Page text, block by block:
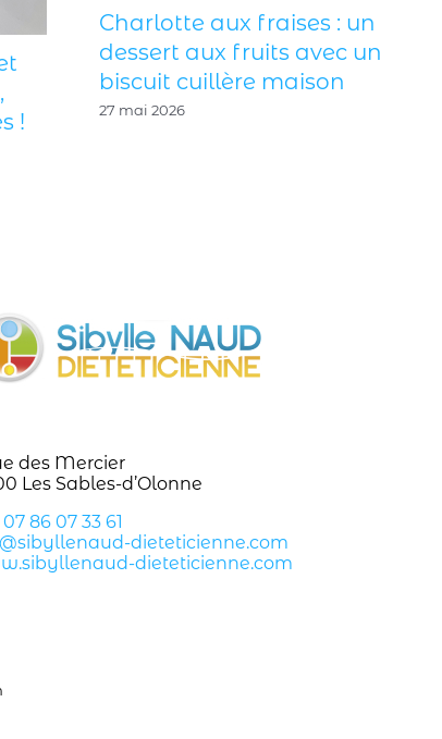
!
Charlotte aux fraises : un
dessert aux fruits avec un
biscuit cuillère maison
27 mai 2026
des Mercier
Les Sables-d’Olonne
07 86 07 33 61
dieteticienne.com
dieteticienne.com